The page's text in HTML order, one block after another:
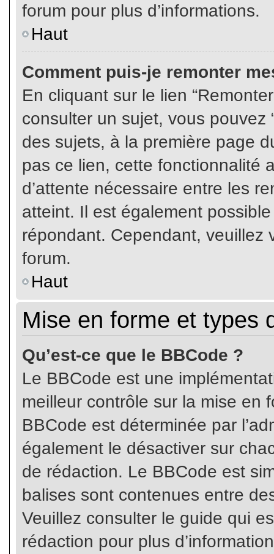
forum pour plus d’informations.
Haut
Comment puis-je remonter
En cliquant sur le lien
consulter un sujet, vous pouvez
des sujets, à la première page
pas ce lien, cette fonctionnalité
d’attente nécessaire entre les
atteint. Il est également
répondant. Cependant, veuillez
forum.
Haut
Mise en forme et types
Qu’est-ce que le BBCode ?
Le BBCode est une
meilleur contrôle sur la mise en
BBCode est déterminée par
également le désactiver sur
de rédaction. Le BBCode est
balises sont contenues entre
Veuillez consulter le guide qui
rédaction pour plus